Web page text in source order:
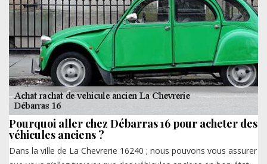
Pourquoi aller chez Débarras 16 pour acheter des
véhicules anciens ?
Dans la ville de La Chevrerie 16240 ; nous pouvons vous assurer